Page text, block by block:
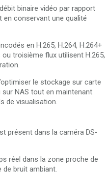
binaire vidéo par rapport
conservant une qualité
en H.265, H.264, H.264+
troisième flux utilisent H.265,
le stockage sur carte
sur NAS tout en maintenant
de visualisation.
présent dans la caméra DS-
réel dans la zone proche de
de bruit ambiant.